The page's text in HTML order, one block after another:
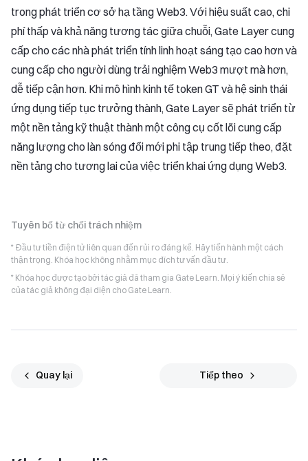
trong phát triển cơ sở hạ tầng Web3. Với hiệu suất cao, chi
phí thấp và khả năng tương tác giữa chuỗi, Gate Layer cung
cấp cho các nhà phát triển tính linh hoạt sáng tạo cao hơn và
cung cấp cho người dùng trải nghiệm Web3 mượt mà hơn,
dễ tiếp cận hơn. Khi mô hình kinh tế token GT và hệ sinh thái
ứng dụng tiếp tục trưởng thành, Gate Layer sẽ phát triển từ
một nền tảng kỹ thuật thành một công cụ cốt lõi cung cấp
năng lượng cho làn sóng đổi mới phi tập trung tiếp theo, đặt
nền tảng cho tương lai của việc triển khai ứng dụng Web3.
Tuyên bố từ chối trách nhiệm
* Đầu tư tiền điện tử liên quan đến rủi ro đáng kể. Hãy tiến hành một cách
thận trọng. Khóa học không nhằm mục đích tư vấn đầu tư.
* Khóa học được tạo bởi tác giả đã tham gia Gate Learn. Mọi ý kiến chia sẻ
của tác giả không đại diện cho Gate Learn.
Quay lại Tiếp theo